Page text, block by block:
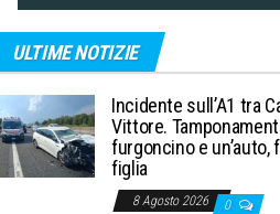
ULTIME NOTIZIE
Incidente sull’A1 tra
Vittore.
furgoncino e un’auto,
figlia
8 Agosto 2026 0